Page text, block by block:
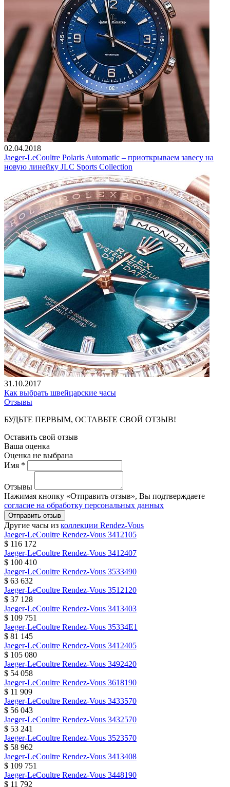
02.04.2018
Jaeger-LeCoultre Polaris Automatic – приоткрываем завесу на
новую линейку JLC Sports Collection
31.10.2017
Как выбрать швейцарские часы
Отзывы
БУДЬТЕ ПЕРВЫМ, ОСТАВЬТЕ СВОЙ ОТЗЫВ!
Оставить свой отзыв
Ваша оценка
Оценка не выбрана
Имя *
Отзывы
Нажимая кнопку «Отправить отзыв», Вы подтверждаете
согласие на обработку персональных данных
Отправить отзыв
Другие часы из коллекции Rendez-Vous
Jaeger-LeCoultre Rendez-Vous 3412105
$ 116 172
Jaeger-LeCoultre Rendez-Vous 3412407
$ 100 410
Jaeger-LeCoultre Rendez-Vous 3533490
$ 63 632
Jaeger-LeCoultre Rendez-Vous 3512120
$ 37 128
Jaeger-LeCoultre Rendez-Vous 3413403
$ 109 751
Jaeger-LeCoultre Rendez-Vous 35334E1
$ 81 145
Jaeger-LeCoultre Rendez-Vous 3412405
$ 105 080
Jaeger-LeCoultre Rendez-Vous 3492420
$ 54 058
Jaeger-LeCoultre Rendez-Vous 3618190
$ 11 909
Jaeger-LeCoultre Rendez-Vous 3433570
$ 56 043
Jaeger-LeCoultre Rendez-Vous 3432570
$ 53 241
Jaeger-LeCoultre Rendez-Vous 3523570
$ 58 962
Jaeger-LeCoultre Rendez-Vous 3413408
$ 109 751
Jaeger-LeCoultre Rendez-Vous 3448190
$ 11 792